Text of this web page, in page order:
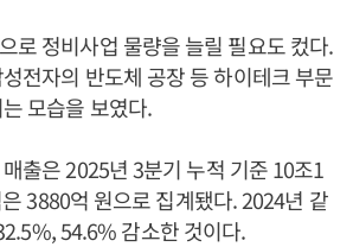
로 정비사업 물량을 늘릴 필요도 컸다.
전자의 반도체 공장 등 하이테크 부문
모습을 보였다.
출은 2025년 3분기 누적 기준 10조1
3880억 원으로 집계됐다. 2024년 같
54.6% 감소한 것이다.